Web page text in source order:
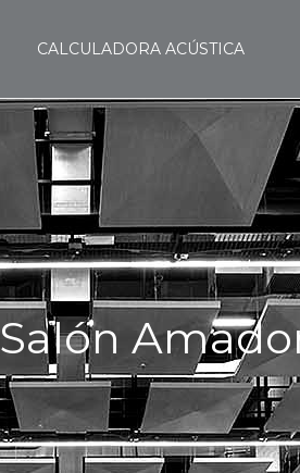
CALCULADORA ACÚSTICA
Salón